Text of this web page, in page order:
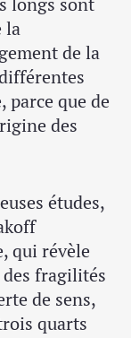
la
de la
parce que de
des
études,
qui révèle
des fragilités
de sens,
quarts